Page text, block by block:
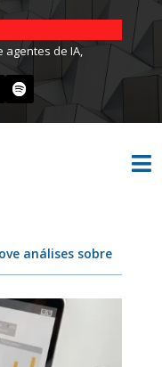
agentes de IA,

análises sobre